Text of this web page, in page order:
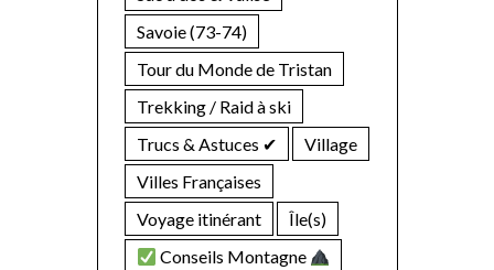
Savoie (73-74)
Tour du Monde de Tristan
Trekking / Raid à ski
Trucs & Astuces ✔︎
Village
Villes Françaises
Voyage itinérant
Île(s)
Conseils Montagne